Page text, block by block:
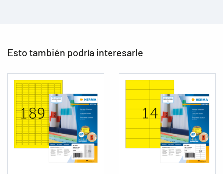
Esto también podría interesarle